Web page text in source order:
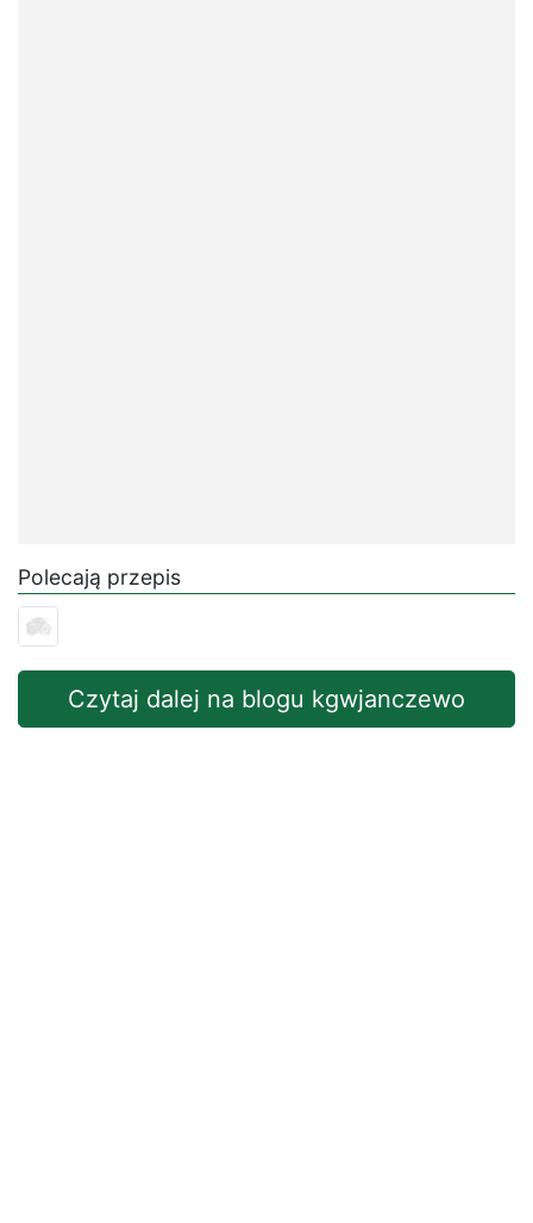
Polecają przepis
Czytaj dalej na blogu kgwjanczewo